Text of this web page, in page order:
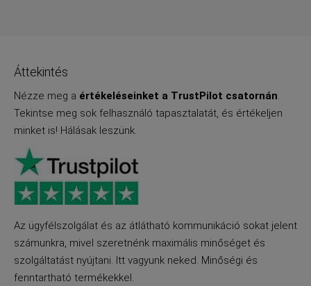
Áttekintés
Nézze meg a értékeléseinket a TrustPilot csatornán.
Tekintse meg sok felhasználó tapasztalatát, és értékeljen
minket is! Hálásak leszünk.
Az ügyfélszolgálat és az átlátható kommunikáció sokat jelent
számunkra, mivel szeretnénk maximális minőséget és
szolgáltatást nyújtani. Itt vagyunk neked. Minőségi és
fenntartható termékekkel.